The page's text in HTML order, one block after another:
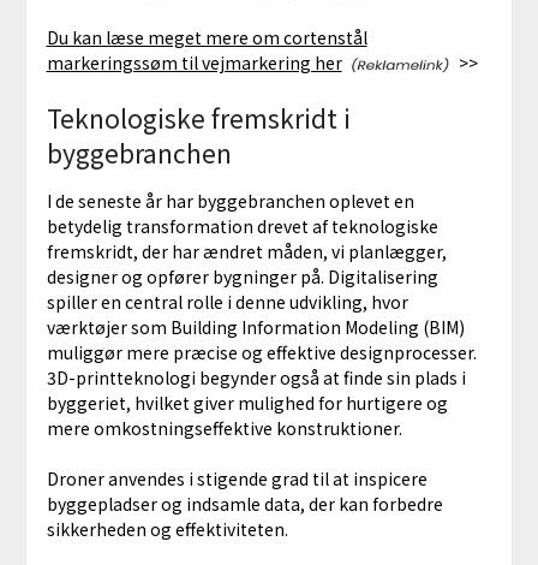
Du kan læse meget mere om cortenstål
markeringssøm til vejmarkering her
>>
Teknologiske fremskridt i
byggebranchen
I de seneste år har byggebranchen oplevet en
betydelig transformation drevet af teknologiske
fremskridt, der har ændret måden, vi planlægger,
designer og opfører bygninger på. Digitalisering
spiller en central rolle i denne udvikling, hvor
værktøjer som Building Information Modeling (BIM)
muliggør mere præcise og effektive designprocesser.
3D-printteknologi begynder også at finde sin plads i
byggeriet, hvilket giver mulighed for hurtigere og
mere omkostningseffektive konstruktioner.
Droner anvendes i stigende grad til at inspicere
byggepladser og indsamle data, der kan forbedre
sikkerheden og effektiviteten.